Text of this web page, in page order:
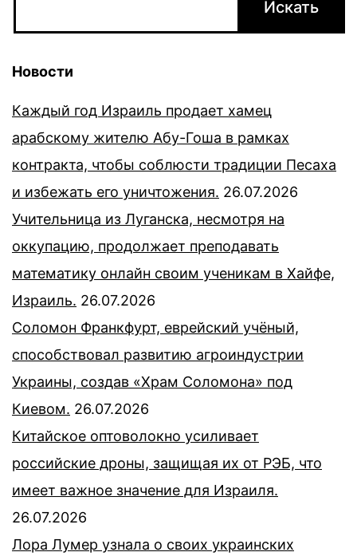
Новости
Каждый год Израиль продает хамец
арабскому жителю Абу-Гоша в рамках
контракта, чтобы соблюсти традиции Песаха
и избежать его уничтожения. 26.07.2026
Учительница из Луганска, несмотря на
оккупацию, продолжает преподавать
математику онлайн своим ученикам в Хайфе,
Израиль. 26.07.2026
Соломон Франкфурт, еврейский учёный,
способствовал развитию агроиндустрии
Украины, создав «Храм Соломона» под
Киевом. 26.07.2026
Китайское оптоволокно усиливает
российские дроны, защищая их от РЭБ, что
имеет важное значение для Израиля.
26.07.2026
Лора Лумер узнала о своих украинских